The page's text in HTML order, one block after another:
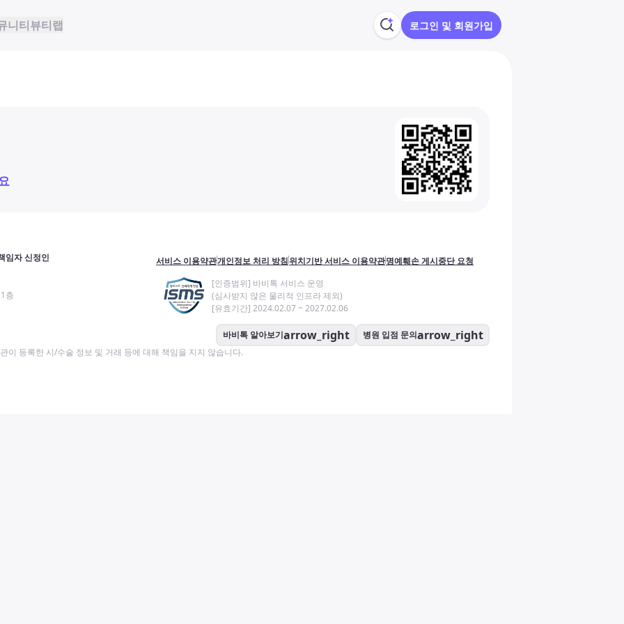
니티뷰티랩 로그인 및 회원가입
임자 신정인
층
서비스 이용약관개인정보 처리 방침위치기반 서비스 이용약관명예훼손 게시중단 요청
[인증범위] 바비톡 서비스 운영
(심사받지 않은 물리적 인프라 제외)
[유효기간] 2024.02.07 ~ 2027.02.06
바비톡 알아보기arrow_right 병원 입점 문의arrow_right
이 등록한 시/수술 정보 및 거래 등에 대해 책임을 지지 않습니다.